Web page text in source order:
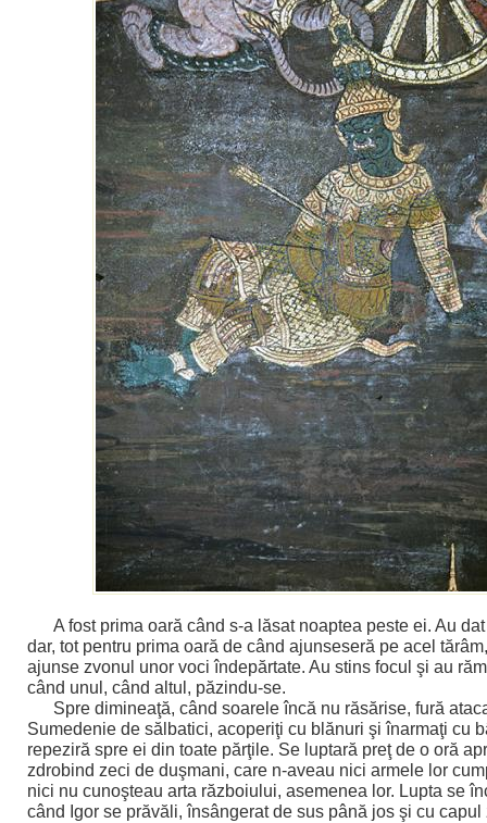
A fost prima oară când s-a lăsat noaptea peste ei. Au
dar, tot pentru prima oară de când ajunseseră pe acel
ajunse zvonul unor voci îndepărtate. Au stins focul şi au
când unul, când altul, păzindu-se.
Spre dimineaţă, când soarele încă nu răsărise, fură
Sumedenie de sălbatici, acoperiţi cu blănuri şi înarmaţi cu
repeziră spre ei din toate părţile. Se luptară preţ de o oră
zdrobind zeci de duşmani, care n-aveau nici armele lor
nici nu cunoşteau arta războiului, asemenea lor. Lupta se
când Igor se prăvăli, însângerat de sus până jos şi cu capul